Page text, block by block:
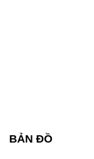
BẢN ĐỒ